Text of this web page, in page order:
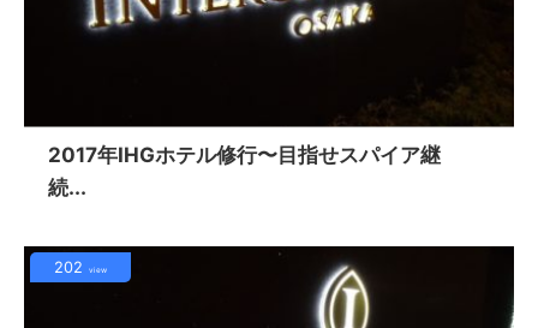
2017年IHGホテル修行〜目指せスパイア継
続...
202 view